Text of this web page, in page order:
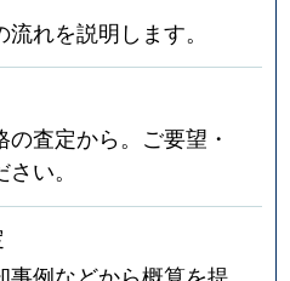
れを説明します。
査定から。ご要望・
い。